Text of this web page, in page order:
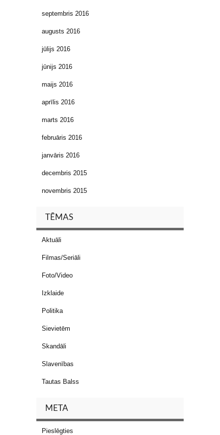
septembris 2016
augusts 2016
jūlijs 2016
jūnijs 2016
maijs 2016
aprīlis 2016
marts 2016
februāris 2016
janvāris 2016
decembris 2015
novembris 2015
TĒMAS
Aktuāli
Filmas/Seriāli
Foto/Video
Izklaide
Politika
Sievietēm
Skandāli
Slavenības
Tautas Balss
META
Pieslēgties